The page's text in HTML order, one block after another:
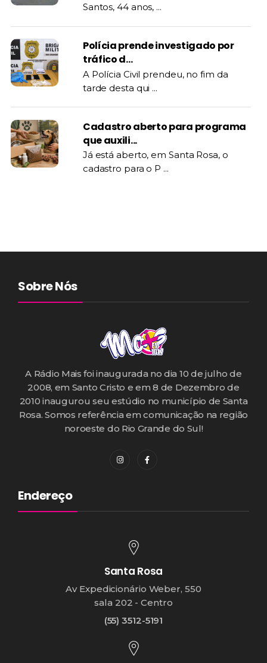
Santos, 44 anos, ...
Polícia prende investigado por
tráfico d...
A Polícia Civil prendeu, no fim da
tarde desta qui ...
Cadastro aberto para programa
que auxili...
Já está aberto, em Santa Rosa, o
cadastro para o P ...
Sobre Nós
A Rádio Mais foi inaugurada no dia 10 de julho de
2008, em Santo Cristo e em 8 de Dezembro de
2010 inaugurou seu estúdio no município de Santa
Rosa. Somos referência em comunicação na região
noroeste do Rio Grande do Sul!
Endereço
Santa Rosa
Av Expedicionário Weber, 550
sala 202 - Centro
(55) 3512-5191